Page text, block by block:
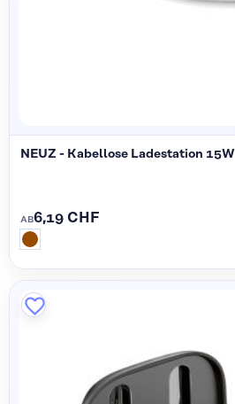
NEUZ - Kabellose Ladestation 15W
AB6,19 CHF